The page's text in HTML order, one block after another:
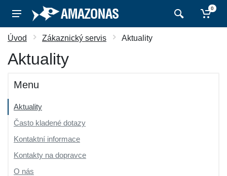
0
Úvod Zákaznický servis Aktuality
Aktuality
Menu
Aktuality
Často kladené dotazy
Kontaktní informace
Kontakty na dopravce
O nás